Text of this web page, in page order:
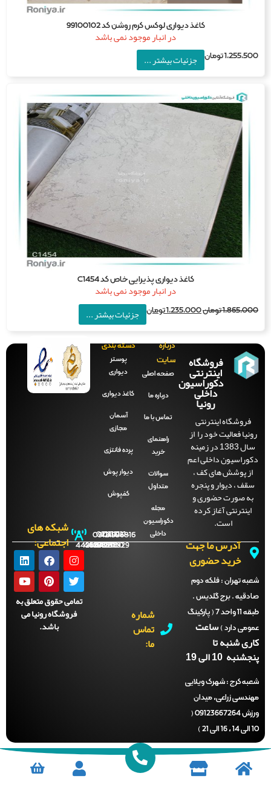
کاغذ دیواری لوکس کرم روشن کد 99100102
در انبار موجود نمی باشد
تومان جزئیات بیشتر ...
کاغذ دیواری پذیرایی خاص کد C1454
در انبار موجود نمی باشد
تومان1,235,000تومان جزئیات بیشتر ...
فروشگاه
اینترنتی
دکوراسیون
داخلی
رونیا
فروشگاه اینترنتی
فعالیت خود را از
سال 1383 در زمینه
داخلی اعم
پوشش های کف ،
، دیوار و پنجره
صورت حضوری و
اینترنتی آغاز کرده
درباره
سایت
صفحه‌ اصلی
درباره ما
تماس با ما
راهنمای
سوالات
متداول
دکوراسیون
دسته بندی
کاغذ دیواری
آسمان
پرده فانتزی
دیوار پوش
کفپوش
آدرس ما جهت
خرید حضوری
تهران :فلکه دوم
. برج گلدیس .
طبقه 11 واحد 7 ( پارکینگ
دارد )ساعت
شنبه تا
10 الی 19
کرج :شهرک ویلایی
زراعی، میدان
ورزش 09123667264 (
شماره
تماس
09121996816
021-
44288929
021-
44288700
021-
44288701
021-
44288702
شبکه های
اجتماعی:
تمامی حقوق متعلق به
فروشگاه رونیا می
باشد.